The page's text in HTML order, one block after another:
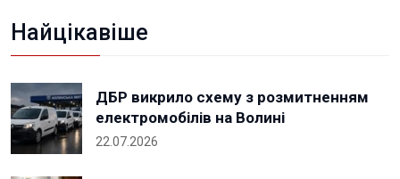
Найцікавіше
ДБР викрило схему з розмитненням
електромобілів на Волині
22.07.2026